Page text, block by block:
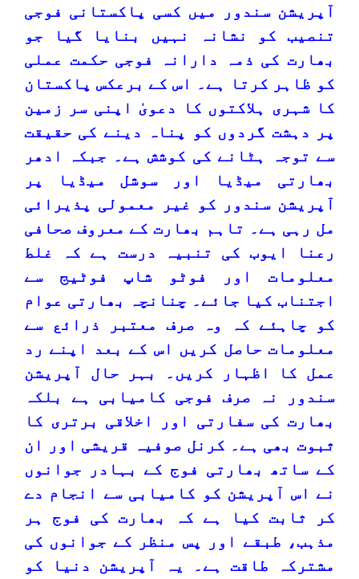
آپریشن سندور میں کسی پاکستانی فوجی
تنصیب کو نشانہ نہیں بنایا گیا جو
بھارت کی ذمہ دارانہ فوجی حکمت عملی
کو ظاہر کرتا ہے۔ اس کے برعکس پاکستان
کا شہری ہلاکتوں کا دعویٰ اپنی سر زمین
پر دہشت گردوں کو پناہ دینے کی حقیقت
سے توجہ ہٹانے کی کوشش ہے۔ جبکہ ادھر
بھارتی میڈیا اور سوشل میڈیا پر
آپریشن سندور کو غیر معمولی پذیرائی
مل رہی ہے۔ تاہم بھارت کے معروف صحافی
رعنا ایوب کی تنبیہ درست ہے کہ غلط
معلومات اور فوٹو شاپ فوٹیج سے
اجتناب کیا جائے۔ چنانچہ بھارتی عوام
کو چاہئے کہ وہ صرف معتبر ذرائع سے
معلومات حاصل کریں اس کے بعد اپنے رد
عمل کا اظہار کریں۔ بہر حال آپریشن
سندور نہ صرف فوجی کامیابی ہے بلکہ
بھارت کی سفارتی اور اخلاقی برتری کا
ثبوت بھی ہے۔ کرنل صوفیہ قریشی اور ان
کے ساتھ بھارتی فوج کے بہادر جوانوں
نے اس آپریشن کو کامیابی سے انجام دے
کر ثابت کیا ہے کہ بھارت کی فوج ہر
مذہب، طبقے اور پس منظر کے جوانوں کی
مشترکہ طاقت ہے۔ یہ آپریشن دنیا کو